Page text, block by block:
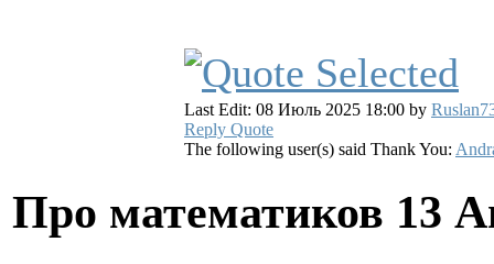
Last Edit: 08 Июль 2025 18:00 by
Reply Quote
The following user(s) said Thank You:
Про математиков 13